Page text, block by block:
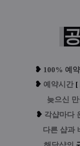
❥ 100% 예약
❥ 예 약시간 [
늦으신
❥ 각샵마다
다른 샵과